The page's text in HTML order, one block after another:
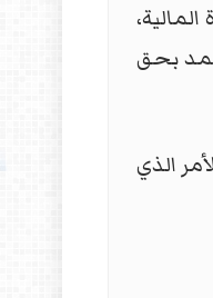
تظاهراتهم يوم الاثنين 8/6/2026، امام وزارة المالية،
بحق
الذي